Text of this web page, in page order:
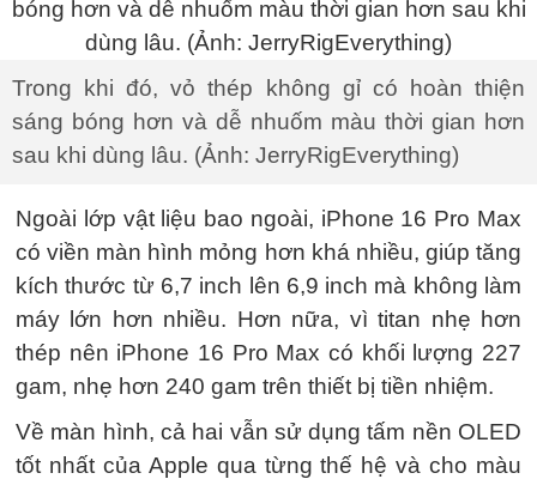
Trong khi đó, vỏ thép không gỉ có hoàn thiện
sáng bóng hơn và dễ nhuốm màu thời gian hơn
sau khi dùng lâu. (Ảnh: JerryRigEverything)
Ngoài lớp vật liệu bao ngoài, iPhone 16 Pro Max
có viền màn hình mỏng hơn khá nhiều, giúp tăng
kích thước từ 6,7 inch lên 6,9 inch mà không làm
máy lớn hơn nhiều. Hơn nữa, vì titan nhẹ hơn
thép nên iPhone 16 Pro Max có khối lượng 227
gam, nhẹ hơn 240 gam trên thiết bị tiền nhiệm.
Về màn hình, cả hai vẫn sử dụng tấm nền OLED
tốt nhất của Apple qua từng thế hệ và cho màu